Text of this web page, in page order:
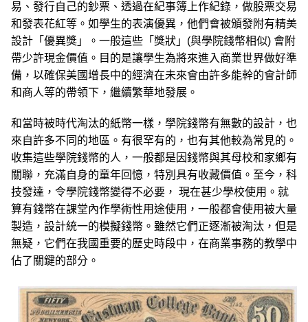
易、發行自己的鈔票、透過在紀事簿上作紀錄，做股票交易
和發表花紅等。如學生的表演優異，他們會被頒發附有精美
設計「優異獎」。一般這些「獎狀」(與學院錢幣相似) 會附
帶少許現金價值。目的是讓學生為將來進入商業世界做好準
備，以確保美國增長中的經濟在未來會由許多能幹的會計師
和商人等的帶領下，繼續繁華地發展。
和當時被時代淘汰的紙幣一樣，學院錢幣有無數的設計，也
來自許多不同的地區。有很罕有的，也有其他較為常見的。
收集這些學院錢幣的人，一般都是因錢幣與其母校和家鄉有
關聯，充滿自身的童年回憶，特別具有收藏價值。至今，科
技發達，令學院錢幣變得不必要， 現在甚少學校使用。就
算有錢幣在課堂內作學術性用途使用，一般都會使用被大量
製造，設計統一的模擬錢幣。雖然它們正逐漸被淘汰，但是
無疑，它們在我國重要的歷史時段中，在商業事務的教學中
佔了關鍵的部分。